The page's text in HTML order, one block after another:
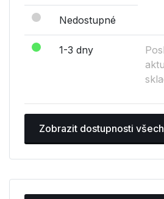
Nedostupné
1-3 dny
Zobrazit dostupnosti